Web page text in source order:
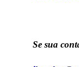
Se sua